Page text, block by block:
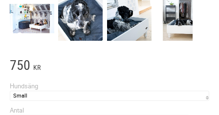
750 KR
Hundsäng
Antal